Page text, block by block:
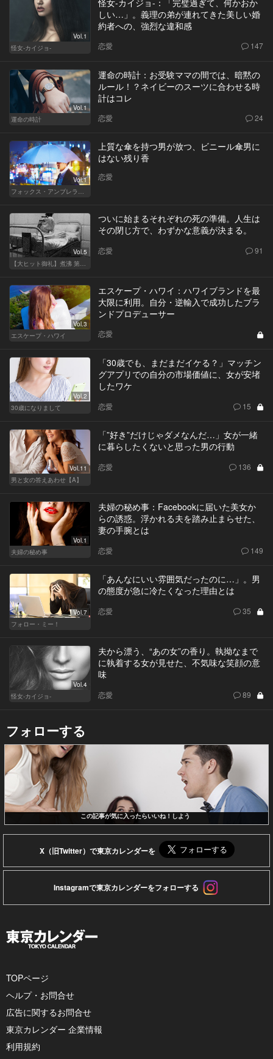
Vol.1
怪女-カイジョ-
しい…」。義理の弟が連れてきた美しい婚
約者への、強烈な違和感
恋愛 147
Vol.1
運命の時計
運命の時計：お受験ママの間では、暗黙の
ルール！？ネイビーのスーツに合わせる時
計はコレ
恋愛 24
Vol.1
フォックス・アンブレラの男
上質な傘を持つ男が放つ、ビニール傘男に
はない残り香
恋愛
Vol.5
【大ヒット御礼】煮沸 第二章
ついに始まるそれぞれの死の準備。人生は
その閉じ方で、わずかな意義が決まる。
恋愛 91
Vol.3
エスケープ・ハワイ
エスケープ・ハワイ：ハワイブランドを最
大限に利用。自分・逆輸入で成功したブラ
ンドプロデューサー
恋愛
Vol.2
30歳になりまして
「30歳でも、まだまだイケる？」マッチン
グアプリでの自分の市場価値に、女が安堵
したワケ
恋愛 15
Vol.11
男と女の答えあわせ【A】
「”好き”だけじゃダメなんだ…」女が一緒
に暮らしたくないと思った男の行動
恋愛 136
Vol.1
夫婦の秘め事
夫婦の秘め事：Facebookに届いた美女か
らの誘惑。浮かれる夫を踏み止まらせた、
妻の手腕とは
恋愛 149
Vol.7
フォロー・ミー！
「あんなにいい雰囲気だったのに…」。男
の態度が急に冷たくなった理由とは
恋愛 35
Vol.4
怪女-カイジョ-
夫から漂う、“あの女”の香り。執拗なまで
に執着する女が見せた、不気味な笑顔の意
味
恋愛 89
フォローする
この記事が気に入ったらいいね！しよう
X（旧Twitter）で東京カレンダーを
Instagramで東京カレンダーをフォローする
TOPページ
ヘルプ・お問合せ
広告に関するお問合せ
東京カレンダー 企業情報
利用規約